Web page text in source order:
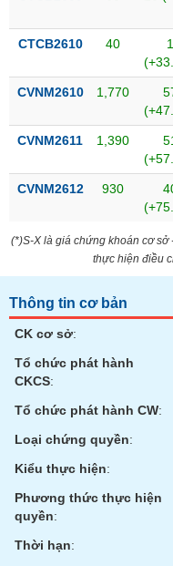
CTCB2610 40
CVNM2610 1,770
CVNM2611 1,390
CVNM2612 930
(*)S-X là giá chứng khoán cơ
thực hiện điều
Thông tin cơ bản
CK cơ sở:
Tổ chức phát hành
CKCS:
Tổ chức phát hành CW:
Loại chứng quyền:
Kiểu thực hiện:
Phương thức thực hiện
quyền:
Thời hạn:
cáo
(-)
Thuật
(-)
vụ
Đào
tạo
tài
Công